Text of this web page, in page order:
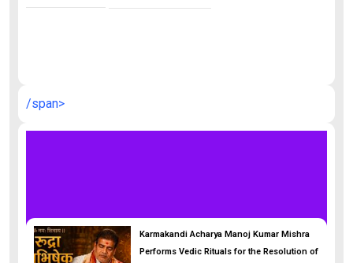
/span>
Karmakandi Acharya Manoj Kumar Mishra
Performs Vedic Rituals for the Resolution of